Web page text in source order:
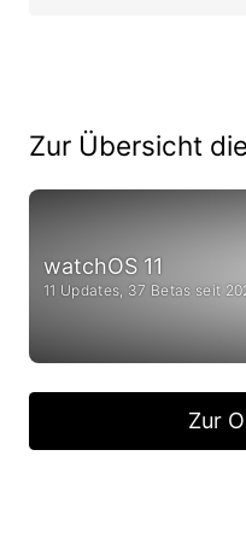
Zur Übersicht
watchOS 11
11 Updates, 37 Betas seit
Zur